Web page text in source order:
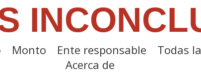
Monto Ente responsable
Todas
Acerca de